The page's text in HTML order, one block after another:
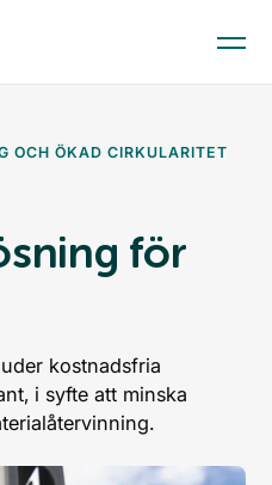
OCH ÖKAD CIRKULARITET
för
kostnadsfria
i syfte att minska